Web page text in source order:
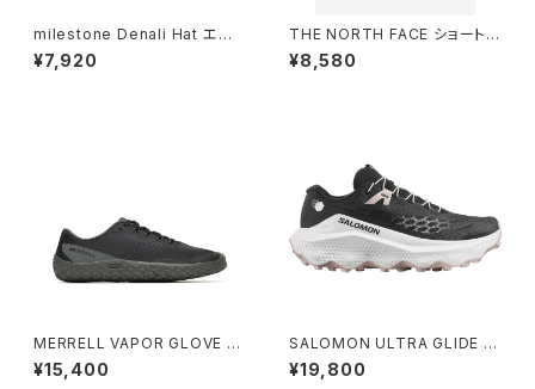
milestone Denali Hat エボ
ニーブラック
¥7,920
THE NORTH FACE ショートス
リーブフリーランパネルボーダ
ークルー （レディース） スレート
¥8,580
MERRELL VAPOR GLOVE 7
ベイパー グローブ 7［ウィメン
ズ］ ブラック
¥15,400
SALOMON ULTRA GLIDE 4
［ウィメンズ］
¥19,800